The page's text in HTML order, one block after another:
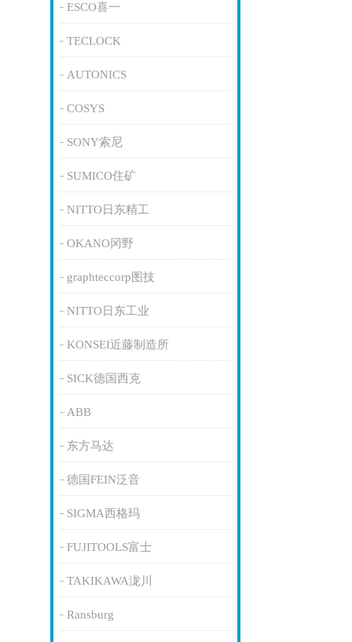
ESCO喜一
TECLOCK
AUTONICS
COSYS
SONY索尼
SUMICO住矿
NITTO日东精工
OKANO冈野
graphteccorp图技
NITTO日东工业
KONSEI近藤制造所
SICK德国西克
ABB
东方马达
德国FEIN泛音
SIGMA西格玛
FUJITOOLS富士
TAKIKAWA泷川
Ransburg